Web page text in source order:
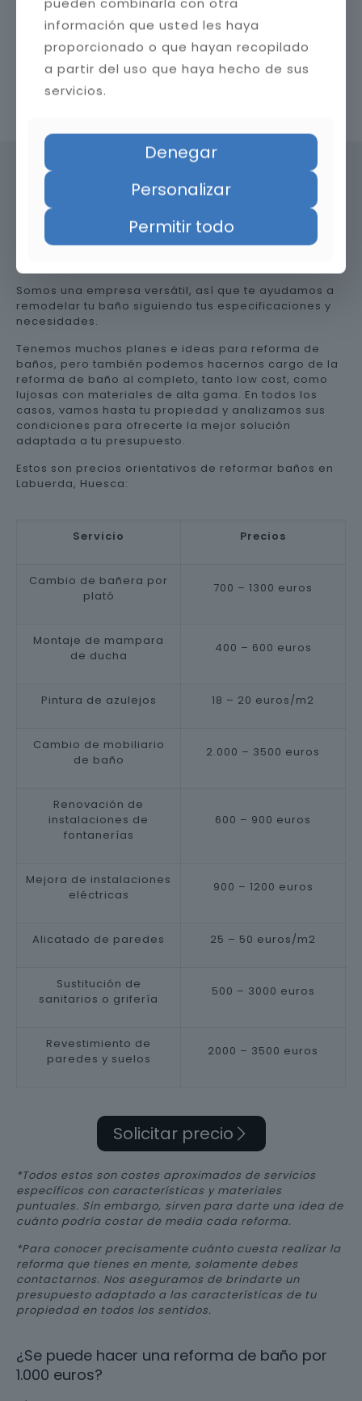
Precio de reformar el baño en
Huesca
Somos una empresa versátil, así que te ayudamos a
remodelar tu baño siguiendo tus especificaciones y
necesidades.
Tenemos muchos planes e ideas para reforma de
baños, pero también podemos hacernos cargo de la
reforma de baño al completo, tanto low cost, como
lujosas con materiales de alta gama. En todos los
casos, vamos hasta tu propiedad y analizamos sus
condiciones para ofrecerte la mejor solución
adaptada a tu presupuesto.
Estos son precios orientativos de reformar baños en
Labuerda, Huesca:
Servicio Precios
Cambio de bañera por
plató
700 – 1300 euros
Montaje de mampara
de ducha
400 – 600 euros
Pintura de azulejos 18 – 20 euros/m2
Cambio de mobiliario
de baño
2.000 – 3500 euros
Renovación de
instalaciones de
fontanerías
600 – 900 euros
Mejora de instalaciones
eléctricas
900 – 1200 euros
Alicatado de paredes 25 – 50 euros/m2
Sustitución de
sanitarios o grifería
500 – 3000 euros
Revestimiento de
paredes y suelos
2000 – 3500 euros
Solicitar precio
*Todos estos son costes aproximados de servicios
específicos con características y materiales
puntuales. Sin embargo, sirven para darte una idea de
cuánto podría costar de media cada reforma.
*Para conocer precisamente cuánto cuesta realizar la
reforma que tienes en mente, solamente debes
contactarnos. Nos aseguramos de brindarte un
presupuesto adaptado a las características de tu
propiedad en todos los sentidos.
¿Se puede hacer una reforma de baño por
1.000 euros?
información que usted les haya
proporcionado o que hayan recopilado
a partir del uso que haya hecho de sus
servicios.
Denegar
Personalizar
Permitir todo